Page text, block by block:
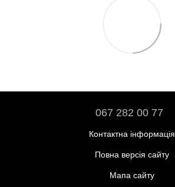
067 282 00 77
Контактна інформація
Повна версія сайту
Мапа сайту